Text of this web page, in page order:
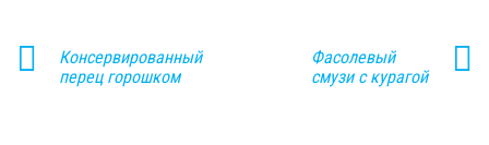
Консервированный
перец горошком
Фасолевый
смузи с курагой